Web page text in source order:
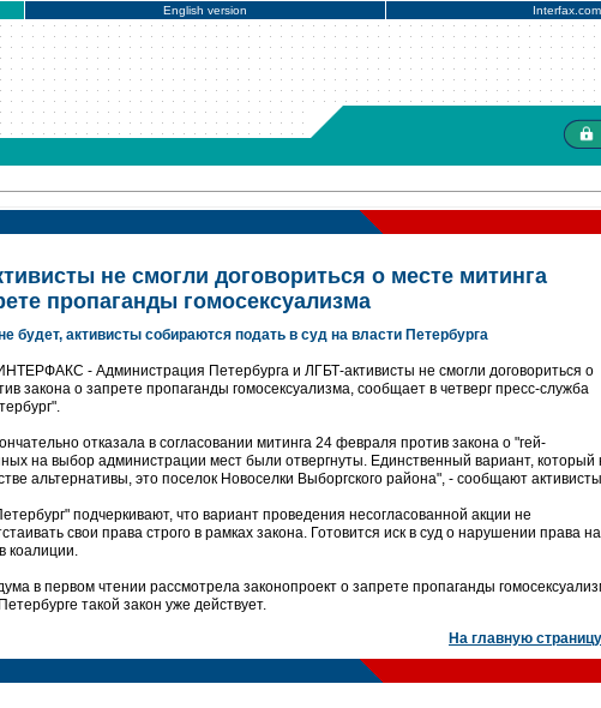
English version Interfax.com
не смогли договориться о месте митинга
пропаганды гомосексуализма
будет, активисты собираются подать в суд на власти Петербурга
- Администрация Петербурга и ЛГБТ-активисты не смогли договориться о
закона о запрете пропаганды гомосексуализма, сообщает в четверг пресс-служба
отказала в согласовании митинга 24 февраля против закона о "гей-
на выбор администрации мест были отвергнуты. Единственный вариант, который
альтернативы, это поселок Новоселки Выборгского района", - сообщают
подчеркивают, что вариант проведения несогласованной акции не
свои права строго в рамках закона. Готовится иск в суд о нарушении права на
коалиции.
в первом чтении рассмотрела законопроект о запрете пропаганды
такой закон уже действует.
На главную страницу